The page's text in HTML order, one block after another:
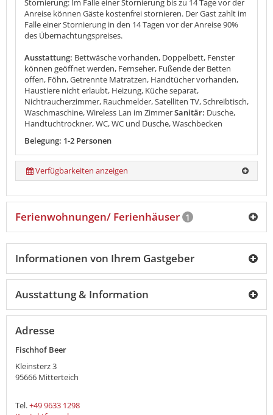
Stornierung: Im Falle einer Stornierung bis zu 14 Tage vor der
Anreise können Gäste kostenfrei stornieren. Der Gast zahlt im
Falle einer Stornierung in den 14 Tagen vor der Anreise 90%
des Übernachtungspreises.
Ausstattung: Bettwäsche vorhanden, Doppelbett, Fenster
können geöffnet werden, Fernseher, Fußende der Betten
offen, Föhn, Getrennte Matratzen, Handtücher vorhanden,
Haustiere nicht erlaubt, Heizung, Küche separat,
Nichtraucherzimmer, Rauchmelder, Satelliten TV, Schreibtisch,
Waschmaschine, Wireless Lan im ZimmerSanitär: Dusche,
Handtuchtrockner, WC, WC und Dusche, Waschbecken
Belegung: 1-2 Personen
Verfügbarkeiten anzeigen
Ferienwohnungen/ Ferienhäuser 1
Informationen von Ihrem Gastgeber
Ausstattung & Information
Adresse
Fischhof Beer
Kleinsterz 3
95666 Mitterteich
Tel.+49 9633 1298